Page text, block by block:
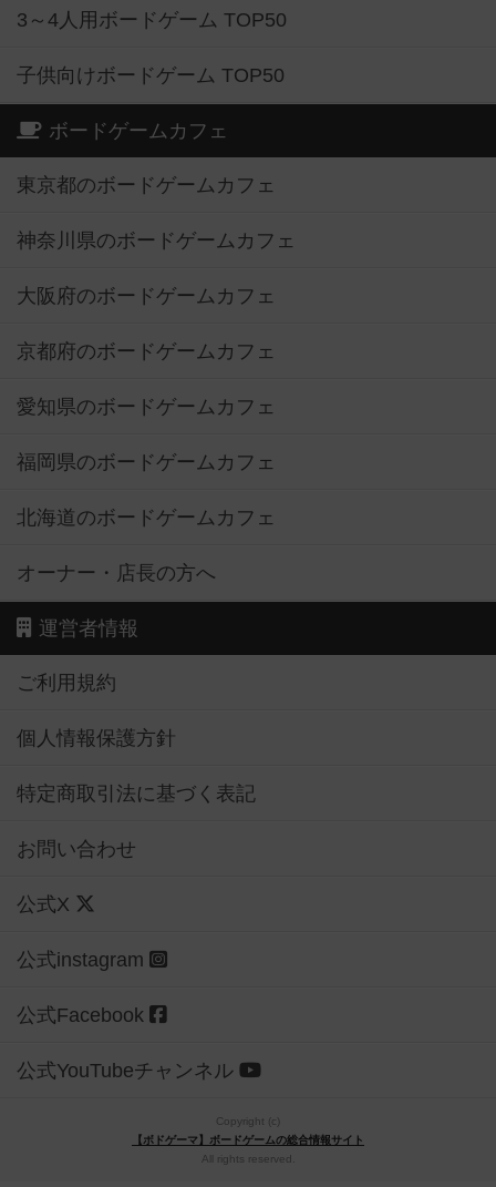
3～4人用ボードゲーム TOP50
子供向けボードゲーム TOP50
ボードゲームカフェ
東京都のボードゲームカフェ
神奈川県のボードゲームカフェ
大阪府のボードゲームカフェ
京都府のボードゲームカフェ
愛知県のボードゲームカフェ
福岡県のボードゲームカフェ
北海道のボードゲームカフェ
オーナー・店長の方へ
運営者情報
ご利用規約
個人情報保護方針
特定商取引法に基づく表記
お問い合わせ
公式X
公式instagram
公式Facebook
公式YouTubeチャンネル
Copyright (c)
【ボドゲーマ】ボードゲームの総合情報サイト
All rights reserved.